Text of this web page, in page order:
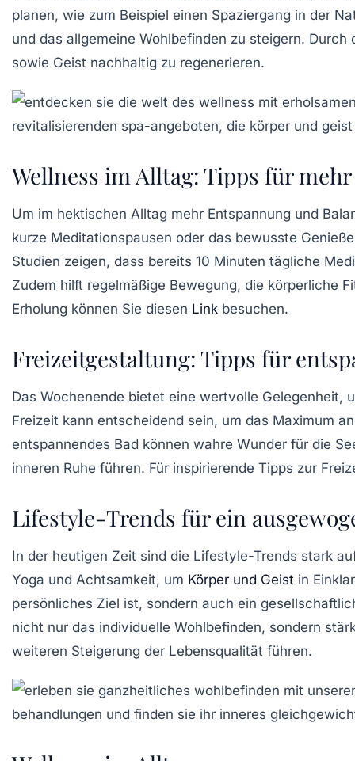
planen, wie zum Beispiel einen Spaziergang in der
und das allgemeine Wohlbefinden zu steigern.
sowie Geist nachhaltig zu regenerieren.
Wellness im Alltag: Tipps für
Um im hektischen Alltag mehr Entspannung und
kurze Meditationspausen oder das bewusste
Studien zeigen, dass bereits 10 Minuten tägliche
Zudem hilft regelmäßige Bewegung, die körperliche
Erholung können Sie diesen Link besuchen.
Freizeitgestaltung: Tipps für
Das Wochenende bietet eine wertvolle Gelegenheit,
Freizeit kann entscheidend sein, um das Maximum
entspannendes Bad können wahre Wunder für die
inneren Ruhe führen. Für inspirierende Tipps zur
Lifestyle-Trends für ein
In der heutigen Zeit sind die Lifestyle-Trends stark
Yoga und Achtsamkeit, um Körper und Geist in
persönliches Ziel ist, sondern auch ein
nicht nur das individuelle Wohlbefinden, sondern
weiteren Steigerung der Lebensqualität führen.